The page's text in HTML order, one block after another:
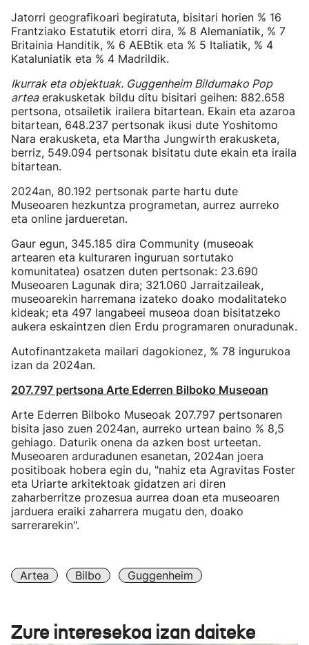
Jatorri geografikoari begiratuta, bisitari horien % 16
Frantziako Estatutik etorri dira, % 8 Alemaniatik, % 7
Britainia Handitik, % 6 AEBtik eta % 5 Italiatik, % 4
Kataluniatik eta % 4 Madrildik.
Ikurrak eta objektuak. Guggenheim Bildumako Pop
arteaerakusketak bildu ditu bisitari geihen: 882.658
pertsona, otsailetik irailera bitartean. Ekain eta azaroa
bitartean, 648.237 pertsonak ikusi dute Yoshitomo
Nara erakusketa, eta Martha Jungwirth erakusketa,
berriz, 549.094 pertsonak bisitatu dute ekain eta iraila
bitartean.
2024an, 80.192 pertsonak parte hartu dute
Museoaren hezkuntza programetan, aurrez aurreko
eta online jardueretan.
Gaur egun, 345.185 dira Community (museoak
artearen eta kulturaren inguruan sortutako
komunitatea) osatzen duten pertsonak: 23.690
Museoaren Lagunak dira; 321.060 Jarraitzaileak,
museoarekin harremana izateko doako modalitateko
kideak; eta 497 langabeei museoa doan bisitatzeko
aukera eskaintzen dien Erdu programaren onuradunak.
Autofinantzaketa mailari dagokionez, % 78 ingurukoa
izan da 2024an.
207.797 pertsona Arte Ederren Bilboko Museoan
Arte Ederren Bilboko Museoak 207.797 pertsonaren
bisita jaso zuen 2024an, aurreko urtean baino % 8,5
gehiago. Daturik onena da azken bost urteetan.
Museoaren arduradunen esanetan, 2024an joera
positiboak hobera egin du, "nahiz eta Agravitas Foster
eta Uriarte arkitektoak gidatzen ari diren
zaharberritze prozesua aurrea doan eta museoaren
jarduera eraiki zaharrera mugatu den, doako
sarrerarekin".
Artea Bilbo Guggenheim
Zure interesekoa izan daiteke